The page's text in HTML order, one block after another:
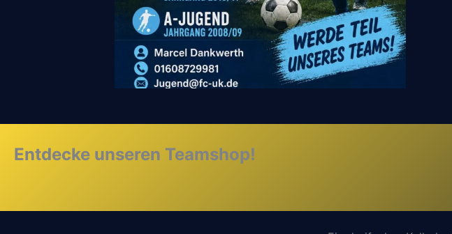
Entdecke unseren Teamshop!